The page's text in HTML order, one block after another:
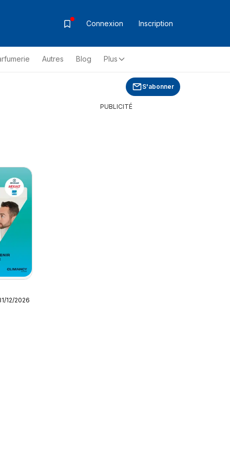
Connexion Inscription
Autres Blog Plus
S'abonner
12/2026
PUBLICITÉ